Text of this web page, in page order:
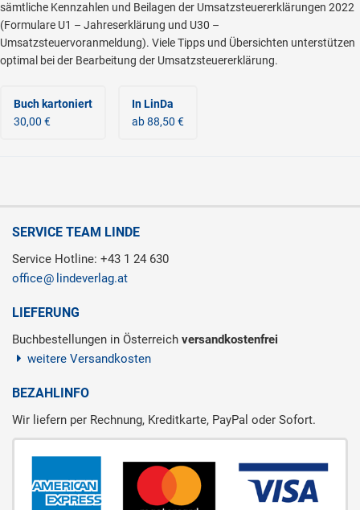
sämtliche Kennzahlen und Beilagen der Umsatzsteuererklärungen 2022
(Formulare U1 – Jahreserklärung und U30 –
Umsatzsteuervoranmeldung). Viele Tipps und Übersichten unterstützen
optimal bei der Bearbeitung der Umsatzsteuererklärung.
Buch kartoniert
30,00 €
In LinDa
ab 88,50 €
SERVICE TEAM LINDE
Service Hotline: +43 1 24 630
office
lindeverlag.at
LIEFERUNG
Buchbestellungen in Österreich versandkostenfrei
weitere Versandkosten
BEZAHLINFO
Wir liefern per Rechnung, Kreditkarte, PayPal oder Sofort.